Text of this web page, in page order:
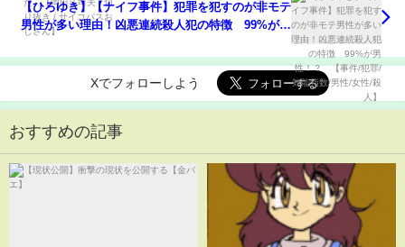
【ひろゆき】【ナイフ事件】犯罪を犯すのが非モテ
男性が多い理由！凶悪連続殺人犯の特徴 99%が男
Xでフォローしよう
おすすめの記事